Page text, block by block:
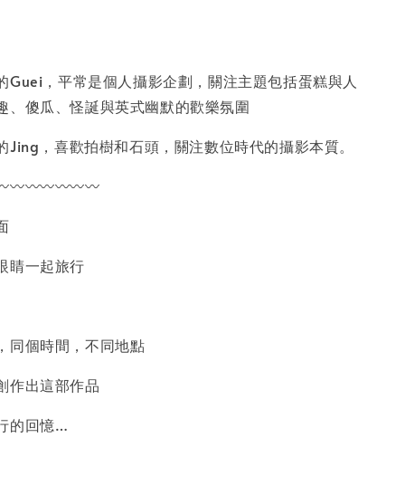
Guei，平常是個人攝影企劃，關注主題包括蛋糕與人
、傻瓜、怪誕與英式幽默的歡樂氛圍
Jing，喜歡拍樹和石頭，關注數位時代的攝影本質。
〰️〰️〰️〰️〰️〰️
睛一起旅行
同個時間，不同地點
作出這部作品
的回憶…